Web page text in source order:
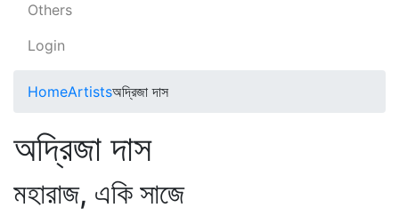
Others
Login
HomeArtistsঅদ্রিজা দাস
অদ্রিজা দাস
মহারাজ, একি সাজে